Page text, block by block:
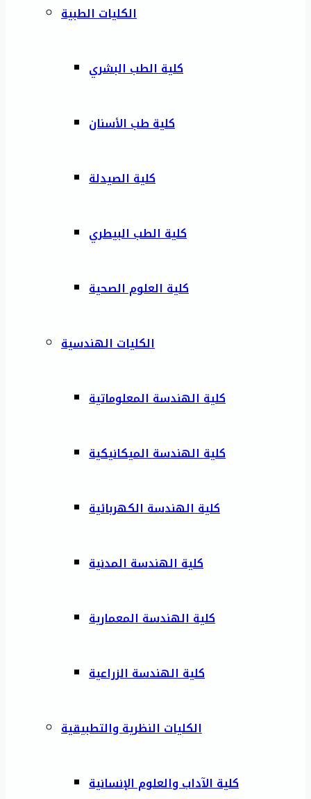
الكليات الطبية
كلية الطب البشري
كلية طب الأسنان
كلية الصيدلة
كلية الطب البيطري
كلية العلوم الصحية
الكليات الهندسية
كلية الهندسة المعلوماتية
كلية الهندسة الميكانيكية
كلية الهندسة الكهربائية
كلية الهندسة المدنية
كلية الهندسة المعمارية
كلية الهندسة الزراعية
الكليات النظرية والتطبيقية
كلية الآداب والعلوم الإنسانية